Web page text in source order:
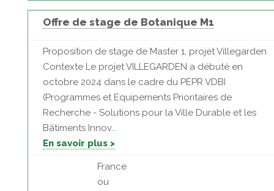
Offre de stage de Botanique M1
Proposition de stage de Master 1, projet Villegarden
Contexte Le projet VILLEGARDEN a débuté en
octobre 2024 dans le cadre du PEPR VDBI
(Programmes et Equipements Prioritaires de
Recherche - Solutions pour la Ville Durable et les
Bâtiments Innov...
En savoir plus >
France
ou